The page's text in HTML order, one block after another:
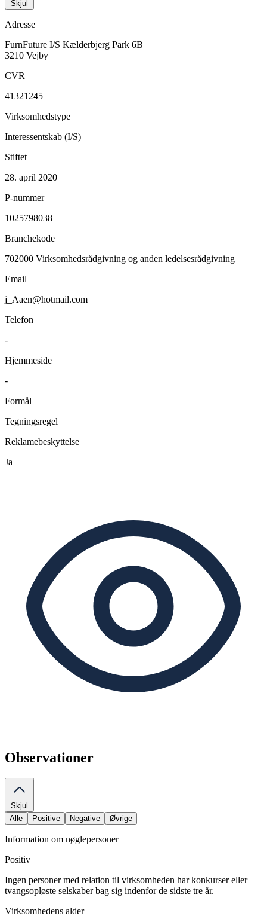
Skjul
Adresse
FurnFuture I/S Kælderbjerg Park 6B
3210 Vejby
CVR
41321245
Virksomhedstype
Interessentskab (I/S)
Stiftet
28. april 2020
P-nummer
1025798038
Branchekode
702000 Virksomhedsrådgivning og anden ledelsesrådgivning
Email
j_Aaen@hotmail.com
Telefon
-
Hjemmeside
-
Formål
Tegningsregel
Reklamebeskyttelse
Ja
Observationer
Skjul
Alle
Positive Negative Øvrige
Information om nøglepersoner
Positiv
Ingen personer med relation til virksomheden har konkurser eller
tvangsopløste selskaber bag sig indenfor de sidste tre år.
Virksomhedens alder